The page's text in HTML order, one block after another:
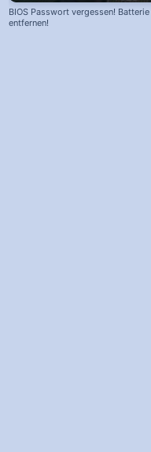
BIOS Passwort vergessen! Batterie
entfernen!